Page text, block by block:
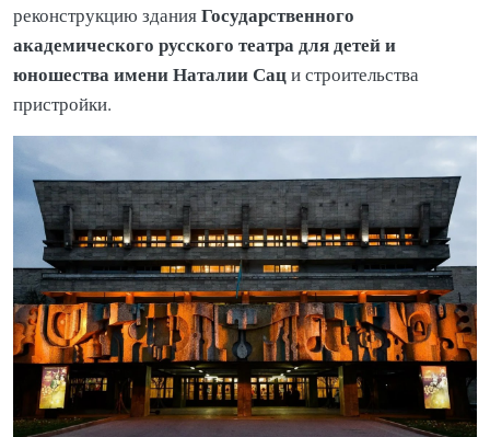
реконструкцию зданияГосударственного
академического русского театра для детей и
юношества имени Наталии Саци строительства
пристройки.